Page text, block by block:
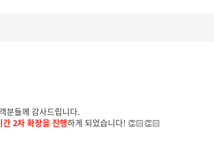
분들께 감사드립니다.
2차 확장을 진행하게 되었습니다! 👏🏻👏🏻